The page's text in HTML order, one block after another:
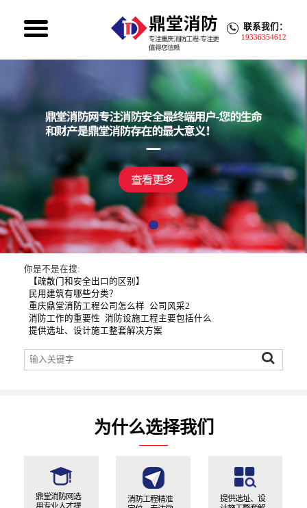
联系我们：
19336354612
你是不是在搜:
【疏散门和安全出口的区别】
民用建筑有哪些分类？
重庆鼎堂消防工程公司怎么样
公司风采2
消防工作的重要性 消防设施工程主要包括什么
提供选址、设计施工整套解决方案
为什么选择我们
鼎堂消防网选
用专业人才提
消防工程精准
提供选址、设